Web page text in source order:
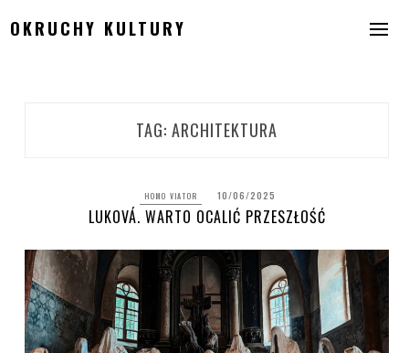
toOKRUCHY KULTURY
TAG: ARCHITEKTURA
HOMO VIATOR 10/06/2025
LUKOVÁ. WARTO OCALIĆ PRZESZŁOŚĆ